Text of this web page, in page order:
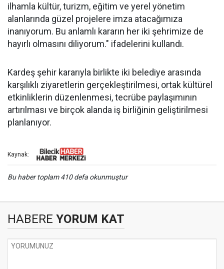
ilhamla kültür, turizm, eğitim ve yerel yönetim
alanlarında güzel projelere imza atacağımıza
inanıyorum. Bu anlamlı kararın her iki şehrimize de
hayırlı olmasını diliyorum." ifadelerini kullandı.
Kardeş şehir kararıyla birlikte iki belediye arasında
karşılıklı ziyaretlerin gerçekleştirilmesi, ortak kültürel
etkinliklerin düzenlenmesi, tecrübe paylaşımının
artırılması ve birçok alanda iş birliğinin geliştirilmesi
planlanıyor.
Kaynak:
Bu haber toplam 410 defa okunmuştur
HABERE YORUM KAT